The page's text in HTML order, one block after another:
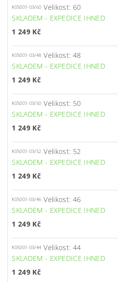
K05001-03/60 Velikost: 60
SKLADEM - EXPEDICE IHNED
1 249 Kč
K05001-03/48 Velikost: 48
SKLADEM - EXPEDICE IHNED
1 249 Kč
K05001-03/50 Velikost: 50
SKLADEM - EXPEDICE IHNED
1 249 Kč
K05001-03/52 Velikost: 52
SKLADEM - EXPEDICE IHNED
1 249 Kč
K05001-03/46 Velikost: 46
SKLADEM - EXPEDICE IHNED
1 249 Kč
K05001-03/44 Velikost: 44
SKLADEM - EXPEDICE IHNED
1 249 Kč